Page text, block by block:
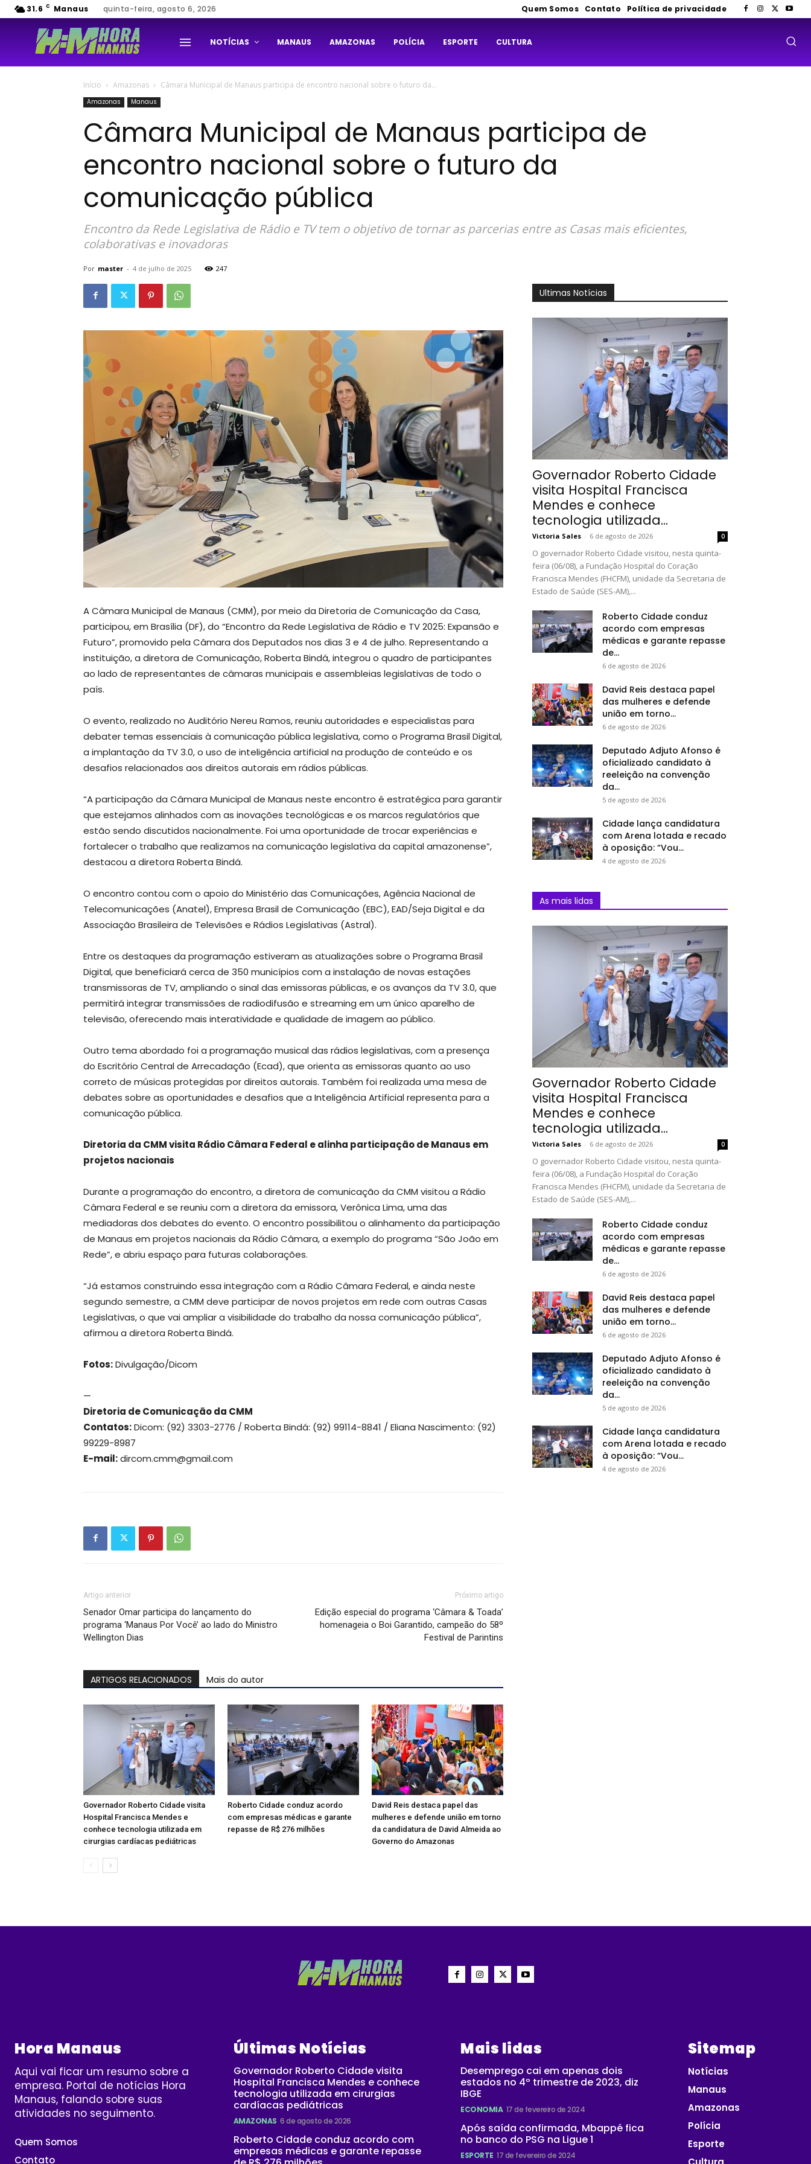
31.6 C Manaus quinta-feira, agosto 6, 2026 Quem Somos Contato Política de privacidade
NOTÍCIAS MANAUS AMAZONAS POLÍCIA ESPORTE CULTURA
Início Amazonas Câmara Municipal de Manaus participa de encontro nacional sobre o futuro da...
Amazonas Manaus
Câmara Municipal de Manaus participa de
encontro nacional sobre o futuro da
comunicação pública
Encontro da Rede Legislativa de Rádio e TV tem o objetivo de tornar as parcerias entre as Casas mais eficientes,
colaborativas e inovadoras
Por master - 4 de julho de 2025 247
A Câmara Municipal de Manaus (CMM), por meio da Diretoria de Comunicação da Casa,
participou, em Brasília (DF), do “Encontro da Rede Legislativa de Rádio e TV 2025: Expansão e
Futuro”, promovido pela Câmara dos Deputados nos dias 3 e 4 de julho. Representando a
instituição, a diretora de Comunicação, Roberta Bindá, integrou o quadro de participantes
ao lado de representantes de câmaras municipais e assembleias legislativas de todo o
país.
O evento, realizado no Auditório Nereu Ramos, reuniu autoridades e especialistas para
debater temas essenciais à comunicação pública legislativa, como o Programa Brasil Digital,
a implantação da TV 3.0, o uso de inteligência artificial na produção de conteúdo e os
desafios relacionados aos direitos autorais em rádios públicas.
“A participação da Câmara Municipal de Manaus neste encontro é estratégica para garantir
que estejamos alinhados com as inovações tecnológicas e os marcos regulatórios que
estão sendo discutidos nacionalmente. Foi uma oportunidade de trocar experiências e
fortalecer o trabalho que realizamos na comunicação legislativa da capital amazonense”,
destacou a diretora Roberta Bindá.
O encontro contou com o apoio do Ministério das Comunicações, Agência Nacional de
Telecomunicações (Anatel), Empresa Brasil de Comunicação (EBC), EAD/Seja Digital e da
Associação Brasileira de Televisões e Rádios Legislativas (Astral).
Entre os destaques da programação estiveram as atualizações sobre o Programa Brasil
Digital, que beneficiará cerca de 350 municípios com a instalação de novas estações
transmissoras de TV, ampliando o sinal das emissoras públicas, e os avanços da TV 3.0, que
permitirá integrar transmissões de radiodifusão e streaming em um único aparelho de
televisão, oferecendo mais interatividade e qualidade de imagem ao público.
Outro tema abordado foi a programação musical das rádios legislativas, com a presença
do Escritório Central de Arrecadação (Ecad), que orienta as emissoras quanto ao uso
correto de músicas protegidas por direitos autorais. Também foi realizada uma mesa de
debates sobre as oportunidades e desafios que a Inteligência Artificial representa para a
comunicação pública.
Diretoria da CMM visita Rádio Câmara Federal e alinha participação de Manaus em
projetos nacionais
Durante a programação do encontro, a diretora de comunicação da CMM visitou a Rádio
Câmara Federal e se reuniu com a diretora da emissora, Verônica Lima, uma das
mediadoras dos debates do evento. O encontro possibilitou o alinhamento da participação
de Manaus em projetos nacionais da Rádio Câmara, a exemplo do programa “São João em
Rede”, e abriu espaço para futuras colaborações.
“Já estamos construindo essa integração com a Rádio Câmara Federal, e ainda neste
segundo semestre, a CMM deve participar de novos projetos em rede com outras Casas
Legislativas, o que vai ampliar a visibilidade do trabalho da nossa comunicação pública”,
afirmou a diretora Roberta Bindá.
Fotos:Divulgação/Dicom
—
Diretoria de Comunicação da CMM
Contatos:Dicom: (92) 3303-2776 / Roberta Bindá: (92) 99114-8841 / Eliana Nascimento: (92)
99229-8987
E-mail:dircom.cmm@gmail.com
Artigo anterior
Senador Omar participa do lançamento do
programa ‘Manaus Por Você’ ao lado do Ministro
Wellington Dias
Próximo artigo
Edição especial do programa ‘Câmara & Toada’
homenageia o Boi Garantido, campeão do 58º
Festival de Parintins
ARTIGOS RELACIONADOS Mais do autor
Governador Roberto Cidade visita
Hospital Francisca Mendes e
conhece tecnologia utilizada em
cirurgias cardíacas pediátricas
Roberto Cidade conduz acordo
com empresas médicas e garante
repasse de R$ 276 milhões
David Reis destaca papel das
mulheres e defende união em torno
da candidatura de David Almeida ao
Governo do Amazonas
Ultimas Notícias
Governador Roberto Cidade
visita Hospital Francisca
Mendes e conhece
tecnologia utilizada...
Victoria Sales - 6 de agosto de 2026 0
O governador Roberto Cidade visitou, nesta quinta-
feira (06/08), a Fundação Hospital do Coração
Francisca Mendes (FHCFM), unidade da Secretaria de
Estado de Saúde (SES-AM),...
Roberto Cidade conduz
acordo com empresas
médicas e garante repasse
de...
6 de agosto de 2026
David Reis destaca papel
das mulheres e defende
união em torno...
6 de agosto de 2026
Deputado Adjuto Afonso é
oficializado candidato à
reeleição na convenção
da...
5 de agosto de 2026
Cidade lança candidatura
com Arena lotada e recado
à oposição: “Vou...
4 de agosto de 2026
As mais lidas
Governador Roberto Cidade
visita Hospital Francisca
Mendes e conhece
tecnologia utilizada...
Victoria Sales - 6 de agosto de 2026 0
O governador Roberto Cidade visitou, nesta quinta-
feira (06/08), a Fundação Hospital do Coração
Francisca Mendes (FHCFM), unidade da Secretaria de
Estado de Saúde (SES-AM),...
Roberto Cidade conduz
acordo com empresas
médicas e garante repasse
de...
6 de agosto de 2026
David Reis destaca papel
das mulheres e defende
união em torno...
6 de agosto de 2026
Deputado Adjuto Afonso é
oficializado candidato à
reeleição na convenção
da...
5 de agosto de 2026
Cidade lança candidatura
com Arena lotada e recado
à oposição: “Vou...
4 de agosto de 2026
Hora Manaus
Aqui vai ficar um resumo sobre a
empresa. Portal de notícias Hora
Manaus, falando sobre suas
atividades no seguimento.
Quem Somos
Contato
Últimas Notícias
Governador Roberto Cidade visita
Hospital Francisca Mendes e conhece
tecnologia utilizada em cirurgias
cardíacas pediátricas
AMAZONAS 6 de agosto de 2026
Roberto Cidade conduz acordo com
empresas médicas e garante repasse
Mais lidas
Desemprego cai em apenas dois
estados no 4º trimestre de 2023, diz
IBGE
ECONOMIA 17 de fevereiro de 2024
Após saída confirmada, Mbappé fica
no banco do PSG na Ligue 1
ESPORTE 17 de fevereiro de 2024
Sitemap
Notícias
Manaus
Amazonas
Polícia
Esporte